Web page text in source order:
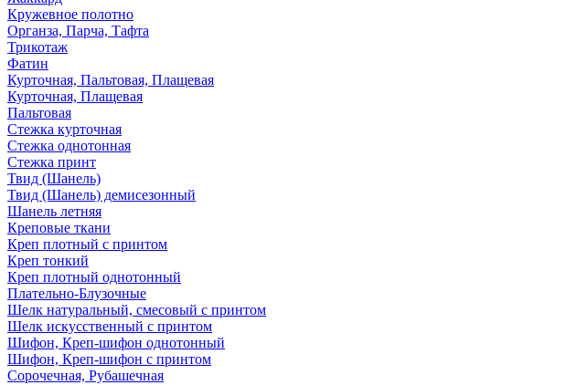
Кружевное полотно
Органза, Парча, Тафта
Трикотаж
Фатин
Курточная, Пальтовая, Плащевая
Курточная, Плащевая
Пальтовая
Стежка курточная
Стежка однотонная
Стежка принт
Твид (Шанель)
Твид (Шанель) демисезонный
Шанель летняя
Креповые ткани
Креп плотный с принтом
Креп тонкий
Креп плотный однотонный
Плательно-Блузочные
Шелк натуральный, смесовый с принтом
Шелк искусственный с принтом
Шифон, Креп-шифон однотонный
Шифон, Креп-шифон с принтом
Сорочечная, Рубашечная